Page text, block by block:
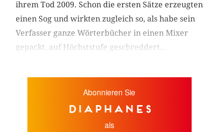
ihrem Tod 2009. Schon die ersten Sätze erzeugten
einen Sog und wirkten zugleich so, als habe sein
Verfasser ganze Wörterbücher in einen Mixer
gepackt, auf Höchststufe geschreddert...
Abonnieren Sie
diaphanes
als